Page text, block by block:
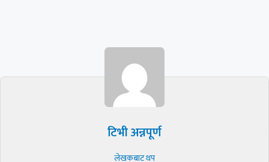
टिभी अन्नपूर्ण
लेखकबाट थप